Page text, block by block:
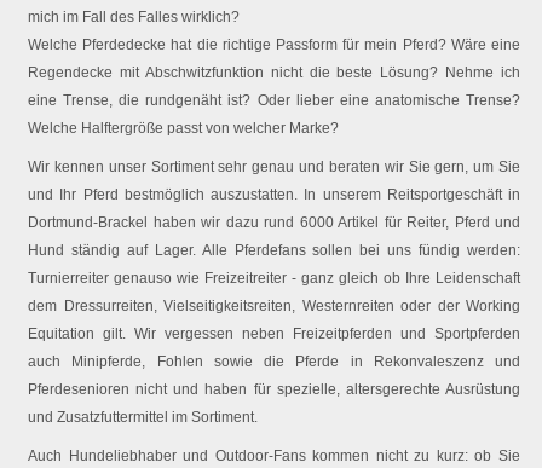
mich im Fall des Falles wirklich?
Welche Pferdedecke hat die richtige Passform für mein Pferd? Wäre eine
Regendecke mit Abschwitzfunktion nicht die beste Lösung? Nehme ich
eine Trense, die rundgenäht ist? Oder lieber eine anatomische Trense?
Welche Halftergröße passt von welcher Marke?
Wir kennen unser Sortiment sehr genau und beraten wir Sie gern, um Sie
und Ihr Pferd bestmöglich auszustatten. In unserem Reitsportgeschäft in
Dortmund-Brackel haben wir dazu rund 6000 Artikel für Reiter, Pferd und
Hund ständig auf Lager. Alle Pferdefans sollen bei uns fündig werden:
Turnierreiter genauso wie Freizeitreiter - ganz gleich ob Ihre Leidenschaft
dem Dressurreiten, Vielseitigkeitsreiten, Westernreiten oder der Working
Equitation gilt. Wir vergessen neben Freizeitpferden und Sportpferden
auch Minipferde, Fohlen sowie die Pferde in Rekonvaleszenz und
Pferdesenioren nicht und haben für spezielle, altersgerechte Ausrüstung
und Zusatzfuttermittel im Sortiment.
Auch Hundeliebhaber und Outdoor-Fans kommen nicht zu kurz: ob Sie